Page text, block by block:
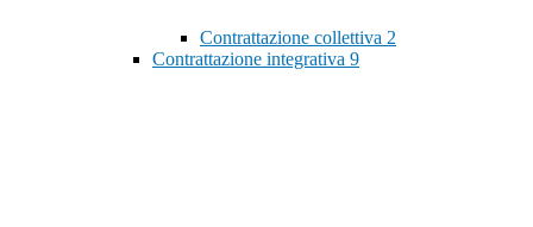
Contrattazione collettiva 2
Contrattazione integrativa 9